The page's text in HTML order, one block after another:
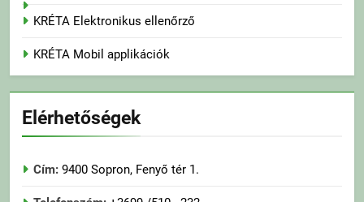
KRÉTA Elektronikus ellenőrző
KRÉTA Mobil applikációk
Elérhetőségek
Cím: 9400 Sopron, Fenyő tér 1.